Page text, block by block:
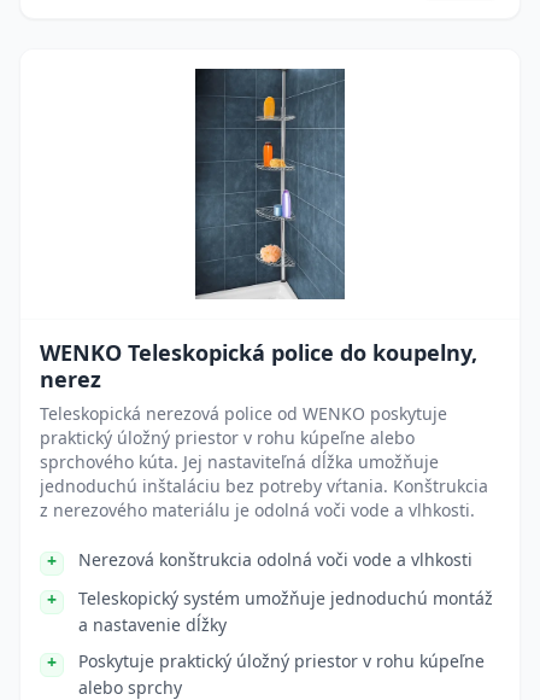
WENKO Teleskopická police do koupelny,
nerez
Teleskopická nerezová police od WENKO poskytuje
praktický úložný priestor v rohu kúpeľne alebo
sprchového kúta. Jej nastaviteľná dĺžka umožňuje
jednoduchú inštaláciu bez potreby vŕtania. Konštrukcia
z nerezového materiálu je odolná voči vode a vlhkosti.
Nerezová konštrukcia odolná voči vode a vlhkosti
Teleskopický systém umožňuje jednoduchú montáž
a nastavenie dĺžky
Poskytuje praktický úložný priestor v rohu kúpeľne
alebo sprchy